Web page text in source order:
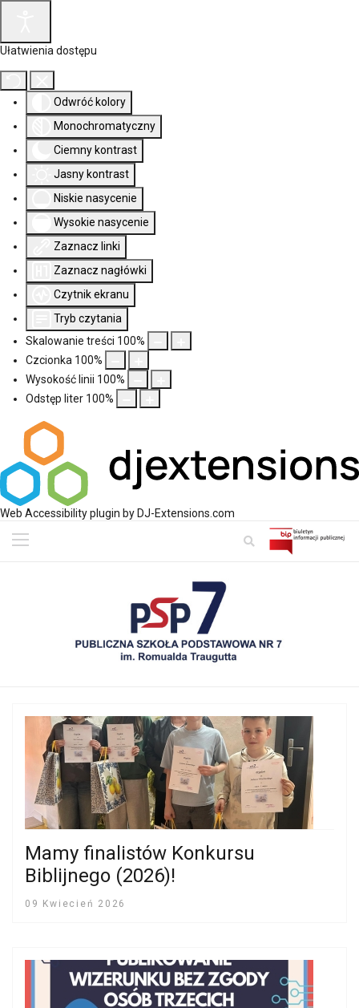
Ułatwienia dostępu
Odwróć kolory
Monochromatyczny
Ciemny kontrast
Jasny kontrast
Niskie nasycenie
Wysokie nasycenie
Zaznacz linki
Zaznacz nagłówki
Czytnik ekranu
Tryb czytania
Skalowanie treści 100%
Czcionka 100%
Wysokość linii 100%
Odstęp liter 100%
Web Accessibility plugin by DJ-Extensions.com
Mamy finalistów Konkursu
Biblijnego (2026)!
09 Kwiecień 2026